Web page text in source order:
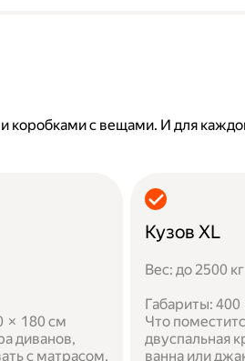
коробками с вещами. И для
× 180 см
диванов,
с матрасом,
Кузов XL
Вес: до 2500 кг
Габариты:
Что
двуспальная
ванна или